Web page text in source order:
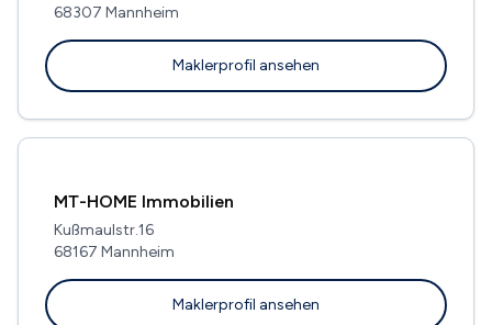
68307 Mannheim
Maklerprofil ansehen
MT-HOME Immobilien
Kußmaulstr.16
68167 Mannheim
Maklerprofil ansehen